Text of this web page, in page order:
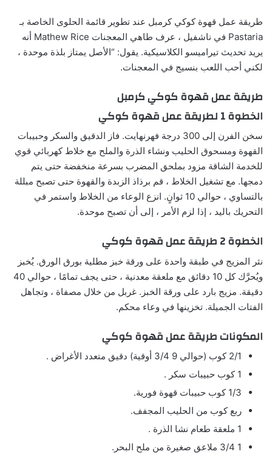
طريقة عمل قهوة كوكي كرمبل عند تطوير قائمة الحلوى الخاصة بـ
Pastaria في ناشفيل ، عرف طاهي المعجنات Mathew Rice أنه
يريد تحديث تيراميسو الكلاسيكية. يقول: “الأصل يمتاز بلذة موحدة ،
لكني أحب اللعب بنسيج في المعجنات.
طريقة عمل قهوة كوكي كرمبل
الخطوة 1 لطريقة عمل قهوة كوكي
سخن الفرن إلى 300 درجة فهرنهايت. فاز الدقيق والسكر وحبيبات
القهوة ومسحوق الحليب ونشاء الذرة والملح مع خلاط كهربائي قوي
للخدمة الشاقة مزود بملحق المضرب بسرعة منخفضة حتى يتم
دمجها. مع تشغيل الخلاط ، قم برذاذ الزبدة والقهوة حتى تصبح مبللة
بالتساوي ، حوالي 10 ثوانٍ. انزع الوعاء من الخلاط واستمر في
التحريك باليد ، إذا لزم الأمر ، إلى أن تصبح موحدة.
الخطوة 2 طريقة عمل قهوة كوكي
نثر المزيج في طبقة واحدة على ورقة خبز مطلية بورق الورق. يُخبز
ويُحرَّك كل 10 دقائق مع ملعقة معدنية ، حتى يجف تمامًا ، حوالي 40
دقيقة. مزيج بارد على ورقة الخبز. غربل من خلال مصفاة ، وتجاهل
الفتات الجميلة. تخزينها في وعاء محكم.
المكونات طريقة عمل قهوة كوكي
2/1 كوب (حوالي 9 3/4 أوقية) دقيق متعدد الأغراض .
1 كوب حبيبات سكر .
1/3 كوب حبيبات قهوة فورية.
ربع كوب من الحليب المجفف.
1 ملعقة طعام نشا الذرة .
1 3/4 ملاعق صغيرة من ملح البحر.